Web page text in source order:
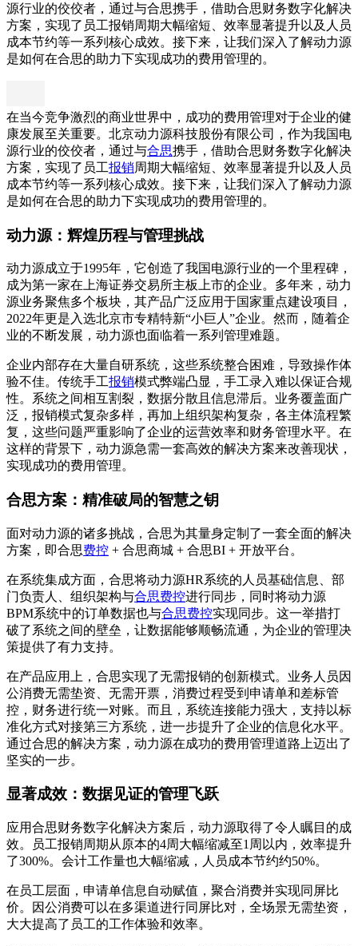
源行业的佼佼者，通过与合思携手，借助合思财务数字化解决
方案，实现了员工报销周期大幅缩短、效率显著提升以及人员
成本节约等一系列核心成效。接下来，让我们深入了解动力源
是如何在合思的助力下实现成功的费用管理的。
在当今竞争激烈的商业世界中，成功的费用管理对于企业的健
康发展至关重要。北京动力源科技股份有限公司，作为我国电
源行业的佼佼者，通过与合思携手，借助合思财务数字化解决
方案，实现了员工报销周期大幅缩短、效率显著提升以及人员
成本节约等一系列核心成效。接下来，让我们深入了解动力源
是如何在合思的助力下实现成功的费用管理的。
动力源：辉煌历程与管理挑战
动力源成立于1995年，它创造了我国电源行业的一个里程碑，
成为第一家在上海证券交易所主板上市的企业。多年来，动力
源业务聚焦多个板块，其产品广泛应用于国家重点建设项目，
2022年更是入选北京市专精特新“小巨人”企业。然而，随着企
业的不断发展，动力源也面临着一系列管理难题。
企业内部存在大量自研系统，这些系统整合困难，导致操作体
验不佳。传统手工报销模式弊端凸显，手工录入难以保证合规
性。系统之间相互割裂，数据分散且信息滞后。业务覆盖面广
泛，报销模式复杂多样，再加上组织架构复杂，各主体流程繁
复，这些问题严重影响了企业的运营效率和财务管理水平。在
这样的背景下，动力源急需一套高效的解决方案来改善现状，
实现成功的费用管理。
合思方案：精准破局的智慧之钥
面对动力源的诸多挑战，合思为其量身定制了一套全面的解决
方案，即合思费控 + 合思商城 + 合思BI + 开放平台。
在系统集成方面，合思将动力源HR系统的人员基础信息、部
门负责人、组织架构与合思费控进行同步，同时将动力源
BPM系统中的订单数据也与合思费控实现同步。这一举措打
破了系统之间的壁垒，让数据能够顺畅流通，为企业的管理决
策提供了有力支持。
在产品应用上，合思实现了无需报销的创新模式。业务人员因
公消费无需垫资、无需开票，消费过程受到申请单和差标管
控，财务进行统一对账。而且，系统连接能力强大，支持以标
准化方式对接第三方系统，进一步提升了企业的信息化水平。
通过合思的解决方案，动力源在成功的费用管理道路上迈出了
坚实的一步。
显著成效：数据见证的管理飞跃
应用合思财务数字化解决方案后，动力源取得了令人瞩目的成
效。员工报销周期从原本的4周大幅缩减至1周以内，效率提升
了300%。会计工作量也大幅缩减，人员成本节约约50%。
在员工层面，申请单信息自动赋值，聚合消费并实现同屏比
价。因公消费可以在多渠道进行同屏比对，全场景无需垫资，
大大提高了员工的工作体验和效率。